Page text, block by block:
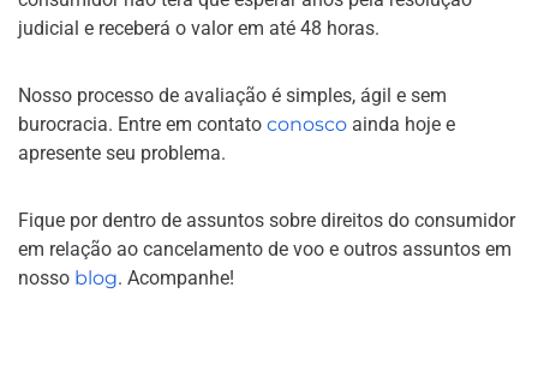
judicial e receberá o valor em até 48 horas.
Nosso processo de avaliação é simples, ágil e sem
burocracia. Entre em contato conosco ainda hoje e
apresente seu problema.
Fique por dentro de assuntos sobre direitos do consumidor
em relação ao cancelamento de voo e outros assuntos em
nosso blog. Acompanhe!